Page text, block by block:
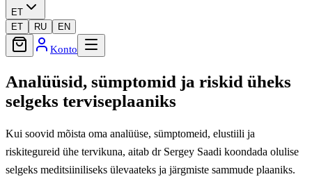
ET
ET
RU EN
Konto
Analüüsid, sümptomid ja riskid üheks
selgeks terviseplaaniks
Kui soovid mõista oma analüüse, sümptomeid, elustiili ja
riskitegureid ühe tervikuna, aitab dr Sergey Saadi koondada olulise
selgeks meditsiiniliseks ülevaateks ja järgmiste sammude plaaniks.